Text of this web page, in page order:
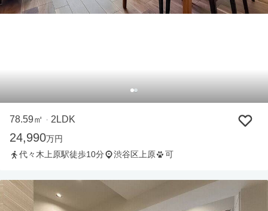
78.59㎡ ・ 2LDK
24,990万円
代々木上原駅徒歩10分
渋谷区上原 可